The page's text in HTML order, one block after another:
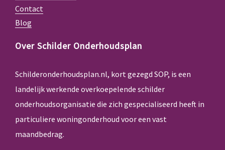
Contact
Blog
Over Schilder Onderhoudsplan
Schilderonderhoudsplan.nl, kort gezegd SOP, is een
landelijk werkende overkoepelende schilder
onderhoudsorganisatie die zich gespecialiseerd heeft in
particuliere woningonderhoud voor een vast
maandbedrag.